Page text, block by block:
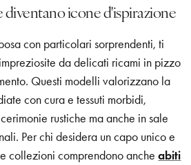
diventano icone d'ispirazione
con particolari sorprendenti, ti
da delicati ricami in pizzo
Questi modelli valorizzano la
con cura e tessuti morbidi,
rustiche ma anche in sale
Per chi desidera un capo unico e
collezioni comprendono ancheabiti